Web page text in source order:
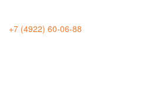
+7 (4922) 60-06-88